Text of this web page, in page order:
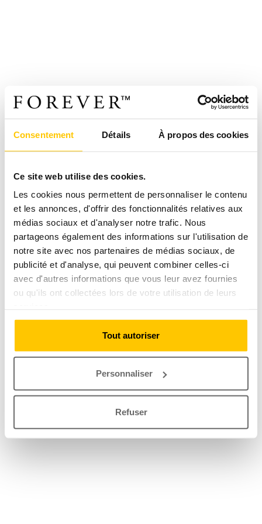
Consentement Détails À propos des cookies
Ce site web utilise des cookies.
Les cookies nous permettent de personnaliser le contenu
et les annonces, d'offrir des fonctionnalités relatives aux
médias sociaux et d'analyser notre trafic. Nous
partageons également des informations sur l'utilisation de
notre site avec nos partenaires de médias sociaux, de
publicité et d'analyse, qui peuvent combiner celles-ci
avec d'autres informations que vous leur avez fournies
ou qu'ils ont collectées lors de votre utilisation de leurs
Tout autoriser
Personnaliser
Refuser